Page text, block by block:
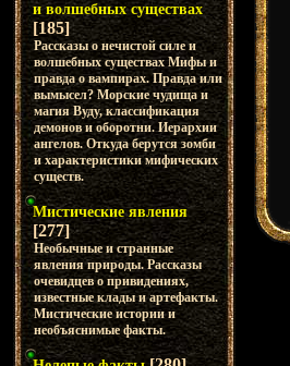
и волшебных существах
[185]
Рассказы о нечистой силе и
волшебных существах Мифы и
правда о вампирах. Правда или
вымысел? Морские чудища и
магия Вуду, классификация
демонов и оборотни. Иерархии
ангелов. Откуда берутся зомби
и характеристики мифических
существ.
Мистические явления
[277]
Необычные и странные
явления природы. Рассказы
очевидцев о привидениях,
известные клады и артефакты.
Мистические истории и
необъяснимые факты.